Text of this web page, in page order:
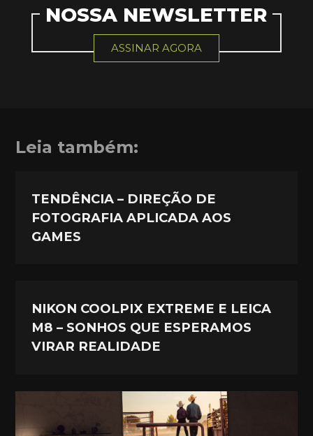
NOSSA NEWSLETTER
ASSINAR AGORA
Leia também:
TENDÊNCIA – DIREÇÃO DE
FOTOGRAFIA APLICADA AOS
GAMES
NIKON COOLPIX EXTREME E LEICA
M8 – SONHOS QUE ESPERAMOS
VIRAR REALIDADE